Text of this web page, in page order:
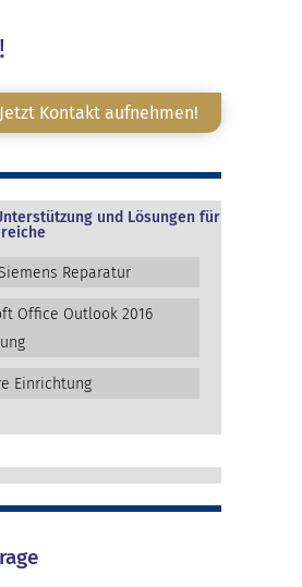
Jetzt Kontakt aufnehmen!
und Lösungen für
Reparatur
Office Outlook 2016
Einrichtung